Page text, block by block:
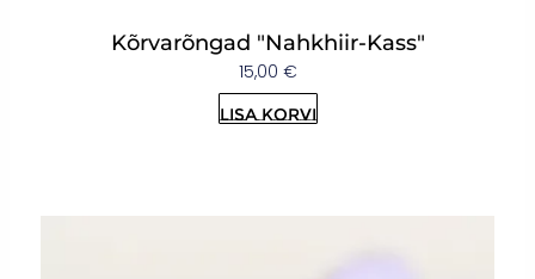
Kõrvarõngad "Nahkhiir-Kass"
15,00 €
Lisa korvi